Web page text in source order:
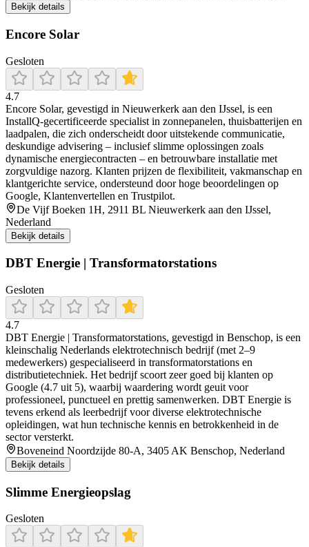
Bekijk details
Encore Solar
Gesloten
4.7
Encore Solar, gevestigd in Nieuwerkerk aan den IJssel, is een
InstallQ-gecertificeerde specialist in zonnepanelen, thuisbatterijen en
laadpalen, die zich onderscheidt door uitstekende communicatie,
deskundige advisering – inclusief slimme oplossingen zoals
dynamische energiecontracten – en betrouwbare installatie met
zorgvuldige nazorg. Klanten prijzen de flexibiliteit, vakmanschap en
klantgerichte service, ondersteund door hoge beoordelingen op
Google, Klantenvertellen en Trustpilot.
De Vijf Boeken 1H, 2911 BL Nieuwerkerk aan den IJssel,
Nederland
Bekijk details
DBT Energie | Transformatorstations
Gesloten
4.7
DBT Energie | Transformatorstations, gevestigd in Benschop, is een
kleinschalig Nederlands elektrotechnisch bedrijf (met 2–9
medewerkers) gespecialiseerd in transformatorstations en
distributietechniek. Het bedrijf scoort zeer goed bij klanten op
Google (4.7 uit 5), waarbij waardering wordt geuit voor
professioneel, punctueel en prettig samenwerken. DBT Energie is
tevens erkend als leerbedrijf voor diverse elektrotechnische
opleidingen, wat hun technische kennis en betrokkenheid in de
sector versterkt.
Boveneind Noordzijde 80-A, 3405 AK Benschop, Nederland
Bekijk details
Slimme Energieopslag
Gesloten